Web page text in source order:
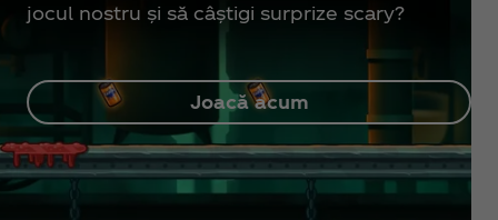
jocul nostru și să câștigi surprize scary?
Joacă acum